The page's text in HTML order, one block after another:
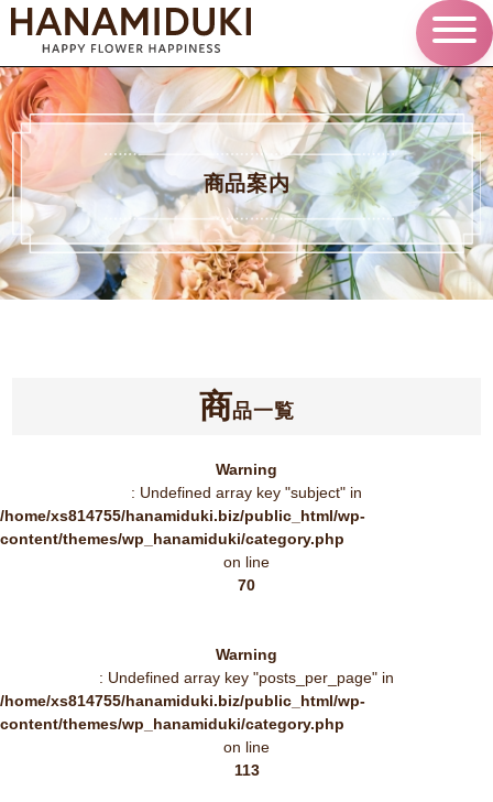
商品案内
商品一覧
Warning
: Undefined array key "subject" in
/home/xs814755/hanamiduki.biz/public_html/wp-
content/themes/wp_hanamiduki/category.php
on line
70
Warning
: Undefined array key "posts_per_page" in
/home/xs814755/hanamiduki.biz/public_html/wp-
content/themes/wp_hanamiduki/category.php
on line
113